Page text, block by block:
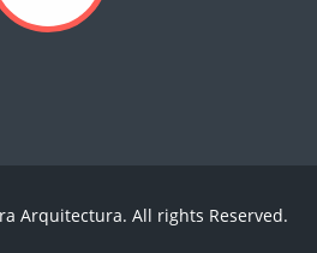
Arquitectura. All rights Reserved.